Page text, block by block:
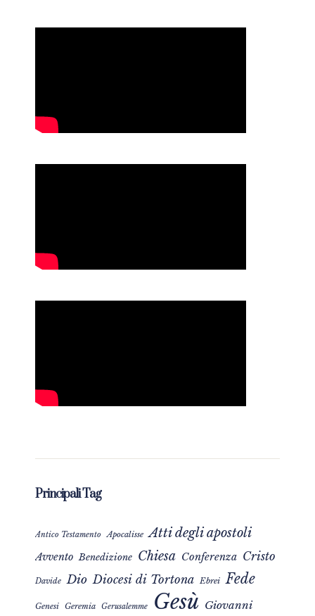
Principali Tag
Antico Testamento Apocalisse Atti degli apostoli
Avvento Benedizione Chiesa Conferenza Cristo
Davide Dio Diocesi di Tortona Ebrei Fede
Genesi Geremia Gerusalemme Gesù Giovanni